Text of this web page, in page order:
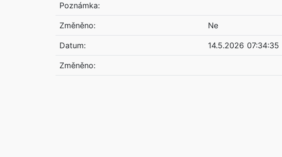
Poznámka:
Změněno: Ne
Datum: 14.5.2026 07:34:35
Změněno: